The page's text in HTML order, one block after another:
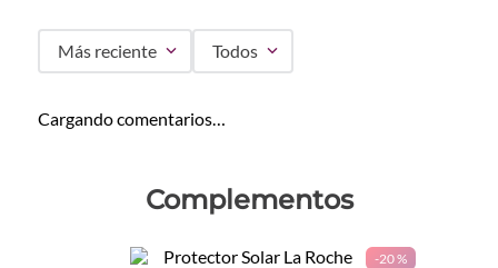
Más reciente Todos
Cargando comentarios…
Complementos
-20 %